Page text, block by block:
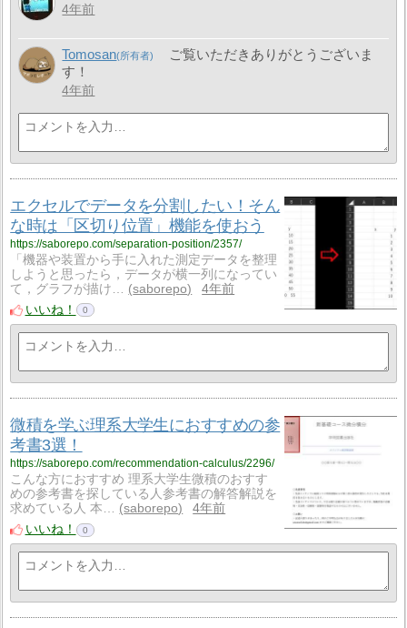
4年前
Tomosan
ご覧いただきありがとうございま
す！
4年前
エクセルでデータを分割したい！そん
な時は「区切り位置」機能を使おう
https://saborepo.com/separation-position/2357/
「機器や装置から手に入れた測定データを整理
しようと思ったら，データが横一列になってい
て，グラフが描け…
saborepo
4年前
いいね！
0
微積を学ぶ理系大学生におすすめの参
考書3選！
https://saborepo.com/recommendation-calculus/2296/
こんな方におすすめ 理系大学生微積のおすす
めの参考書を探している人参考書の解答解説を
求めている人 本…
saborepo
4年前
いいね！
0